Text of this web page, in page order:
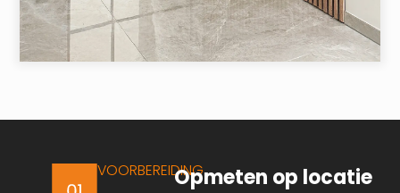
VOORBEREIDINGOpmeten op locatie